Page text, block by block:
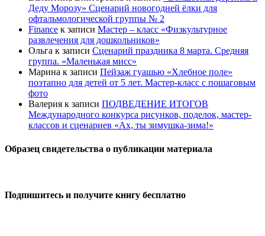
Деду Морозу» Сценарий новогодней ёлки для
офтальмологической группы № 2
Finance к записи Мастер – класс «Физкультурное
развлечения для дошкольников»
Ольга к записи Сценарий праздника 8 марта. Средняя
группа. «Маленькая мисс»
Марина к записи Пейзаж гуашью «Хлебное поле»
поэтапно для детей от 5 лет. Мастер-класс с пошаговым
фото
Валерия к записи ПОДВЕДЕНИЕ ИТОГОВ
Международного конкурса рисунков, поделок, мастер-
классов и сценариев «Ах, ты зимушка-зима!»
Образец свидетельства о публикации материала
Подпишитесь и получите книгу бесплатно